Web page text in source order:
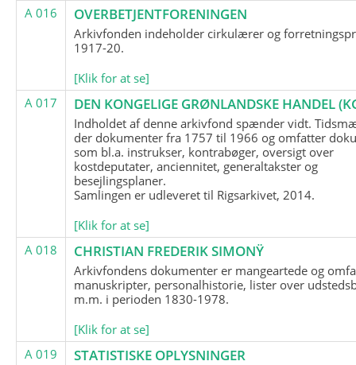
A 016 OVERBETJENTFORENINGEN
Arkivfonden indeholder cirkulærer og
1917-20.
[Klik for at se]
A 017
DEN KONGELIGE GRØNLANDSKE HANDEL
Indholdet af denne arkivfond spænder vidt.
der dokumenter fra 1757 til 1966 og omfatter
som bl.a. instrukser, kontrabøger, oversigt over
kostdeputater, anciennitet, generaltakster og
besejlingsplaner.
Samlingen er udleveret til Rigsarkivet, 2014.
[Klik for at se]
A 018
CHRISTIAN FREDERIK SIMONŸ
Arkivfondens dokumenter er mangeartede og
manuskripter, personalhistorie, lister over
m.m. i perioden 1830-1978.
[Klik for at se]
A 019
STATISTISKE OPLYSNINGER